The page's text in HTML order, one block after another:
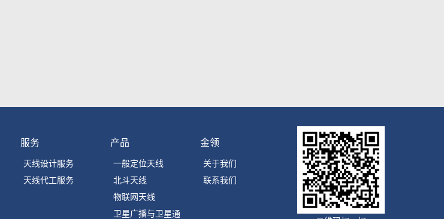
服务
天线设计服务
天线代工服务
产品
一般定位天线
北斗天线
物联网天线
卫星广播与卫星通
金领
关于我们
联系我们